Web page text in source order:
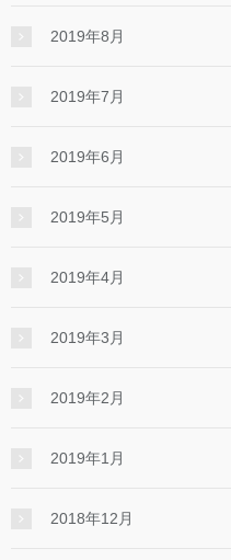
2019年8月
2019年7月
2019年6月
2019年5月
2019年4月
2019年3月
2019年2月
2019年1月
2018年12月